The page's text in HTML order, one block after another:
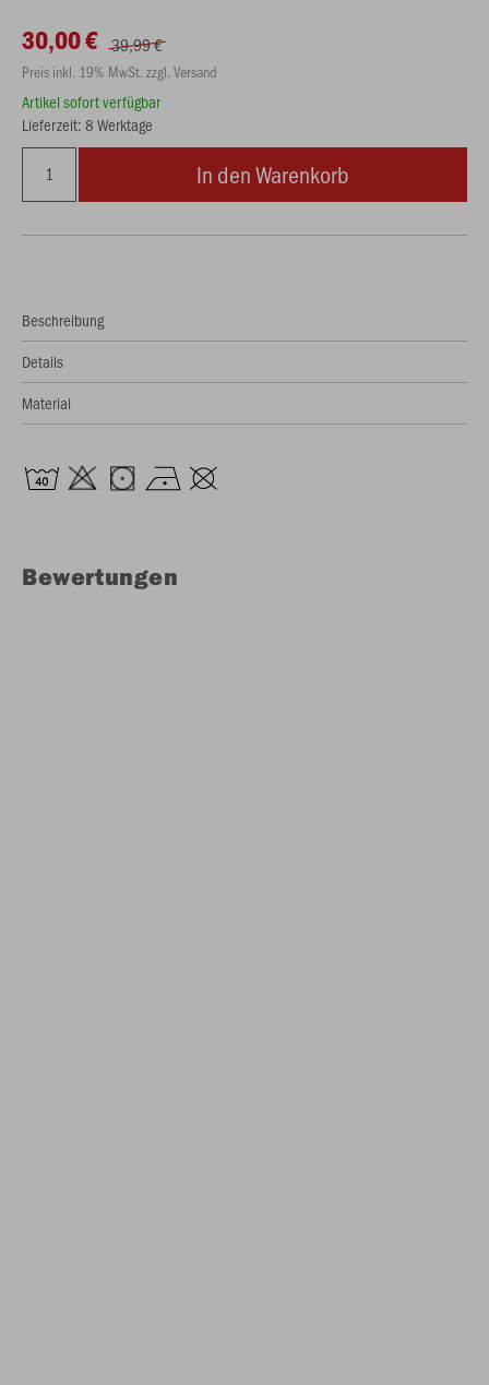
30,00 € 39,99 €
Preis inkl. 19% MwSt. zzgl. Versand
Artikel sofort verfügbar
Lieferzeit: 8 Werktage
In den Warenkorb
Beschreibung
Details
Material
Bewertungen